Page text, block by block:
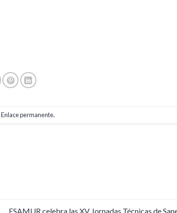
Enlace permanente.
ESAMUR celebra las XV Jornadas Técnicas de